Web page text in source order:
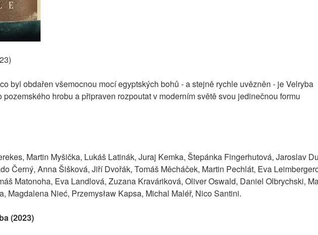
byl obdařen všemocnou mocí egyptských bohů - a stejně rychle uvězněn - je Velryba
hrobu a připraven rozpoutat v moderním světě svou jedinečnou formu
Martin Myšička, Lukáš Latinák, Juraj Kemka, Štepánka Fingerhutová, Jaroslav
Černý, Anna Šišková, Jiří Dvořák, Tomáš Měcháček, Martin Pechlát, Eva
Matonoha, Eva Landlová, Zuzana Kraváriková, Oliver Oswald, Daniel Olbrychski,
Magdalena Nieć, Przemysław Kapsa, Michal Maléř, Nico Santini.
(2023)